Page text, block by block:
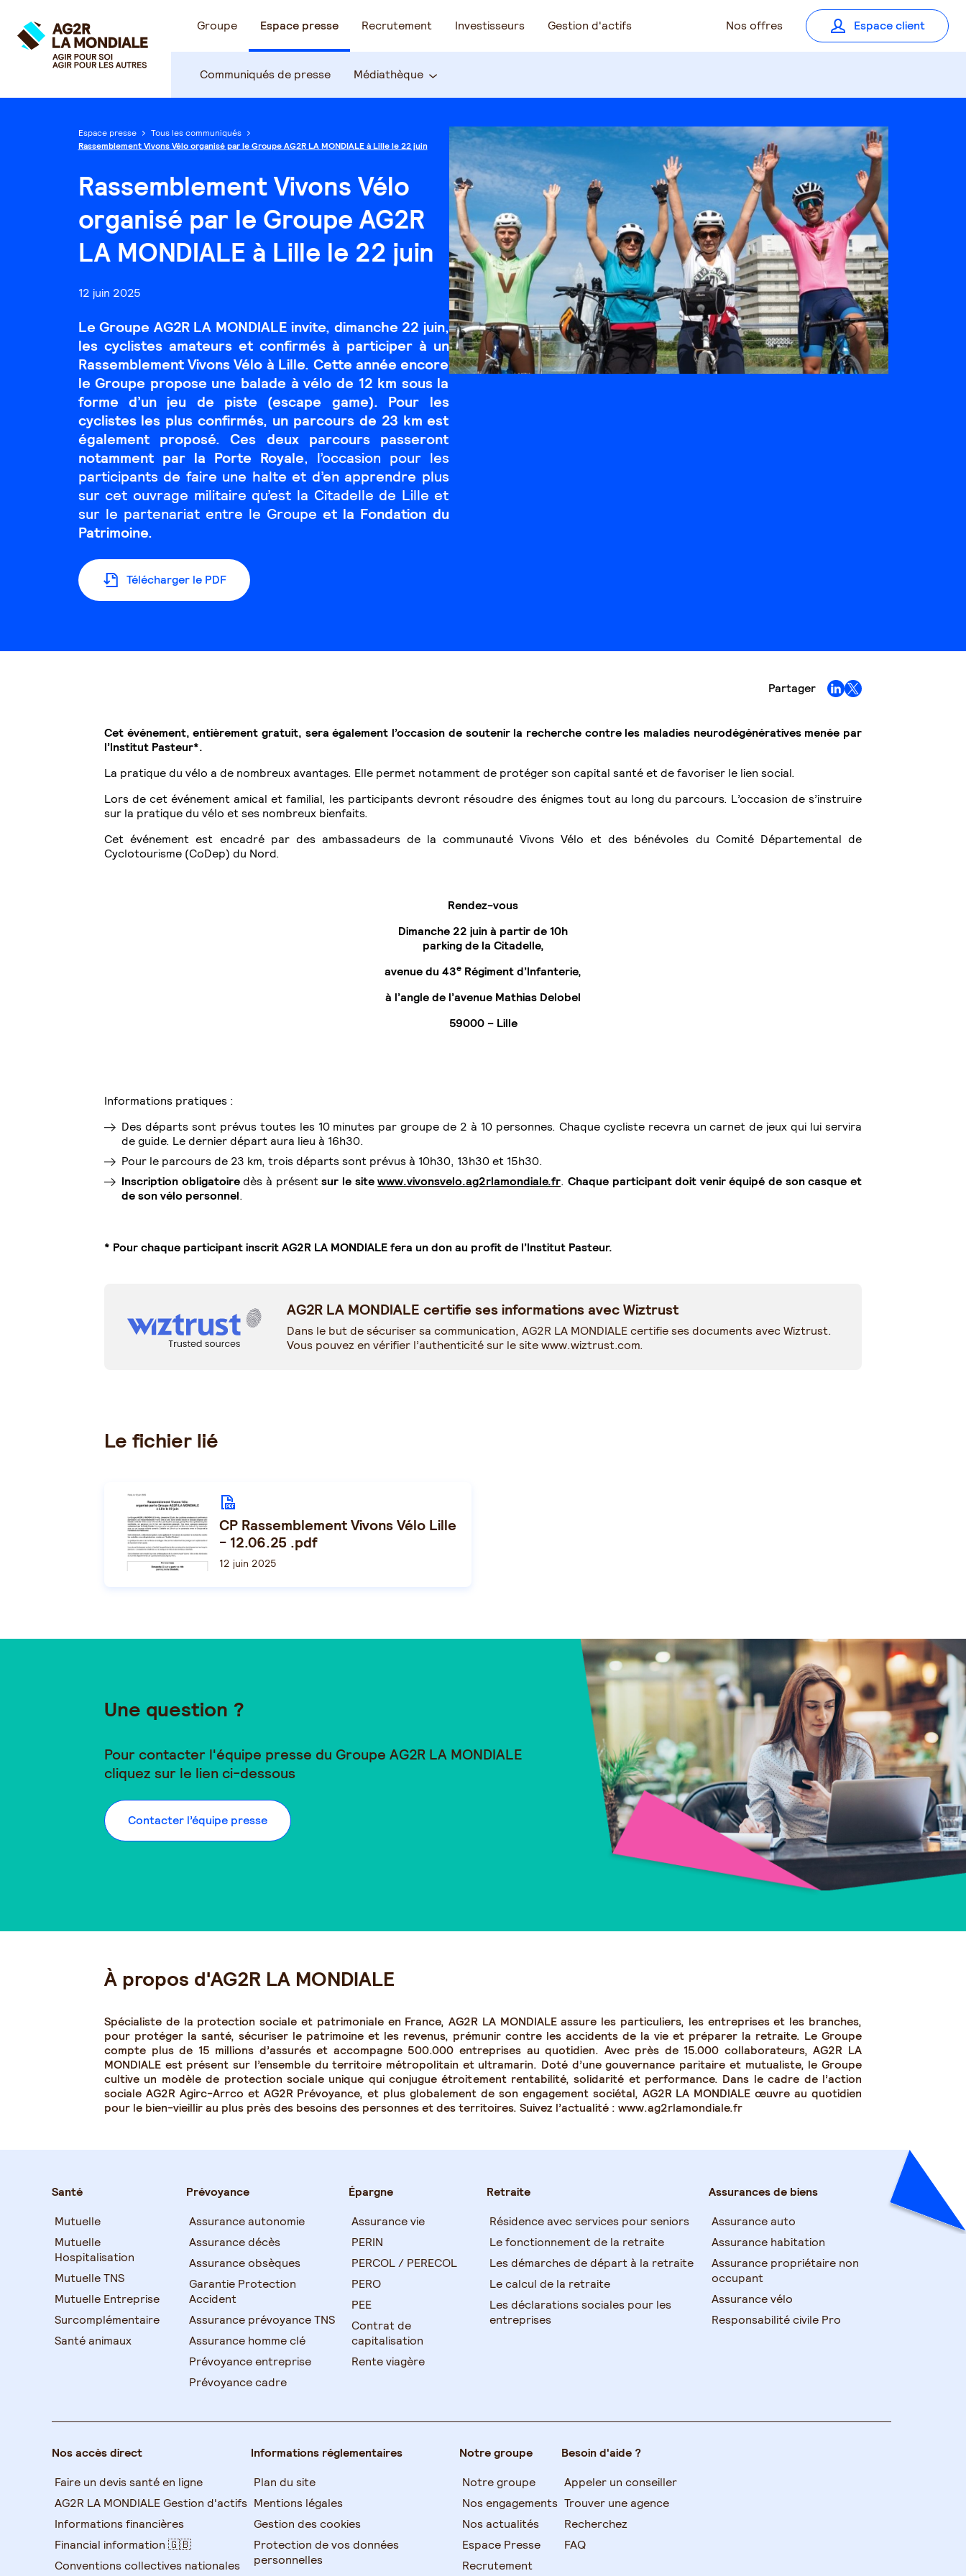
Groupe Espace presse Recrutement Investisseurs Gestion d'actifs Nos offres Espace client
Communiqués de presse Médiathèque
Espace presse
Tous les communiqués
Rassemblement Vivons Vélo organisé par le Groupe AG2R LA MONDIALE à Lille le 22 juin
Rassemblement Vivons Vélo
organisé par le Groupe AG2R
LA MONDIALE à Lille le 22 juin
12 juin 2025
Le Groupe AG2R LA MONDIALE invite, dimanche 22 juin,
les cyclistes amateurs et confirmés à participer à un
Rassemblement Vivons Vélo à Lille. Cette année encore
le Groupe propose une balade à vélo de 12 km sous la
forme d’un jeu de piste (escape game). Pour les
cyclistes les plus confirmés, un parcours de 23 km est
également proposé. Ces deux parcours passeront
notamment par la Porte Royale, l’occasion pour les
participants de faire une halte et d’en apprendre plus
sur cet ouvrage militaire qu’est la Citadelle de Lille et
sur le partenariat entre le Groupe et la Fondation du
Patrimoine.
Télécharger le PDF
Partager
Cet événement, entièrement gratuit, sera également l’occasion de soutenir la recherche contre les maladies neurodégénératives menée par
l’Institut Pasteur*.
La pratique du vélo a de nombreux avantages. Elle permet notamment de protéger son capital santé et de favoriser le lien social.
Lors de cet événement amical et familial, les participants devront résoudre des énigmes tout au long du parcours. L’occasion de s’instruire
sur la pratique du vélo et ses nombreux bienfaits.
Cet événement est encadré par des ambassadeurs de la communauté Vivons Vélo et des bénévoles du Comité Départemental de
Cyclotourisme (CoDep) du Nord.
Rendez-vous
Dimanche 22 juin à partir de 10h
parking de la Citadelle,
avenue du 43e Régiment d’Infanterie,
à l’angle de l’avenue Mathias Delobel
59000 – Lille
Informations pratiques :
Des départs sont prévus toutes les 10 minutes par groupe de 2 à 10 personnes. Chaque cycliste recevra un carnet de jeux qui lui servira
de guide. Le dernier départ aura lieu à 16h30.
Pour le parcours de 23 km, trois départs sont prévus à 10h30, 13h30 et 15h30.
Inscription obligatoiredès à présentsur le sitewww.vivonsvelo.ag2rlamondiale.fr. Chaque participant doit venir équipé de son casque et
de son vélo personnel.
* Pour chaque participant inscrit AG2R LA MONDIALE fera un don au profit de l’Institut Pasteur.
AG2R LA MONDIALE certifie ses informations avec Wiztrust
Dans le but de sécuriser sa communication, AG2R LA MONDIALE certifie ses documents avec Wiztrust.
Vous pouvez en vérifier l’authenticité sur le sitewww.wiztrust.com.
Le fichier lié
CP Rassemblement Vivons Vélo Lille
- 12.06.25 .pdf
12 juin 2025
Une question ?
Pour contacter l'équipe presse du Groupe AG2R LA MONDIALE
cliquez sur le lien ci-dessous
Contacter l’équipe presse
À propos d'AG2R LA MONDIALE
Spécialiste de la protection sociale et patrimoniale en France, AG2R LA MONDIALE assure les particuliers, les entreprises et les branches,
pour protéger la santé, sécuriser le patrimoine et les revenus, prémunir contre les accidents de la vie et préparer la retraite. Le Groupe
compte plus de 15 millions d’assurés et accompagne 500.000 entreprises au quotidien. Avec près de 15.000 collaborateurs, AG2R LA
MONDIALE est présent sur l’ensemble du territoire métropolitain et ultramarin. Doté d’une gouvernance paritaire et mutualiste, le Groupe
cultive un modèle de protection sociale unique qui conjugue étroitement rentabilité, solidarité et performance. Dans le cadre de l’action
sociale AG2R Agirc-Arrco et AG2R Prévoyance, et plus globalement de son engagement sociétal, AG2R LA MONDIALE œuvre au quotidien
pour le bien-vieillir au plus près des besoins des personnes et des territoires. Suivez l’actualité : www.ag2rlamondiale.fr
Santé
Mutuelle
Mutuelle
Hospitalisation
Mutuelle TNS
Mutuelle Entreprise
Surcomplémentaire
Santé animaux
Prévoyance
Assurance autonomie
Assurance décès
Assurance obsèques
Garantie Protection
Accident
Assurance prévoyance TNS
Assurance homme clé
Prévoyance entreprise
Prévoyance cadre
Épargne
Assurance vie
PERIN
PERCOL / PERECOL
PERO
PEE
Contrat de
capitalisation
Rente viagère
Retraite
Résidence avec services pour seniors
Le fonctionnement de la retraite
Les démarches de départ à la retraite
Le calcul de la retraite
Les déclarations sociales pour les
entreprises
Assurances de biens
Assurance auto
Assurance habitation
Assurance propriétaire non
occupant
Assurance vélo
Responsabilité civile Pro
Nos accès direct
Faire un devis santé en ligne
AG2R LA MONDIALE Gestion d'actifs
Informations financières
Financial information 🇬🇧
Conventions collectives nationales
Informations réglementaires
Plan du site
Mentions légales
Gestion des cookies
Protection de vos données
personnelles
Notre groupe
Notre groupe
Nos engagements
Nos actualités
Espace Presse
Recrutement
Besoin d'aide ?
Appeler un conseiller
Trouver une agence
Recherchez
FAQ